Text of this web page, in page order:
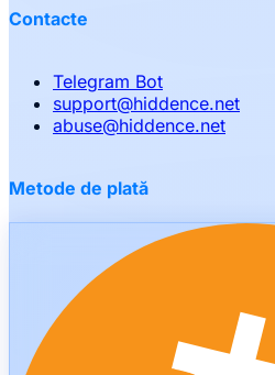
Contacte
Telegram Bot
support@hiddence.net
abuse@hiddence.net
Metode de plată